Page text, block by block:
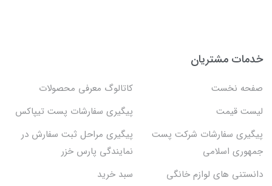
خدمات مشتریان
صفحه نخست
کاتالوگ معرفی محصولات
لیست قیمت
پیگیری سفارشات پست تیپاکس
پیگیری سفارشات شرکت پست
جمهوری اسلامی
پیگیری مراحل ثبت سفارش در
نمایندگی پارس خزر
دانستنی های لوازم خانگی
سبد خرید